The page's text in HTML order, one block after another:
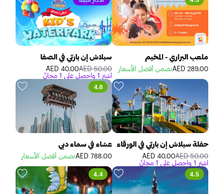
ملعب البراري - المخيم
289.00 AED نضمن أفضل الأسعار
سبلاش إن بارتي في الصفا
50.00 AED
40.00 AED
اشترِ 1 واحصل على 1 مجانً
حفلة سبلاش إن بارتي في الورقاء
50.00 AED
40.00 AED
اشترِ 1 واحصل على 1 مجانً
4.6
عشاء في سماء دبي
788.00 AED نضمن أفضل الأسعار
4.5
4.4